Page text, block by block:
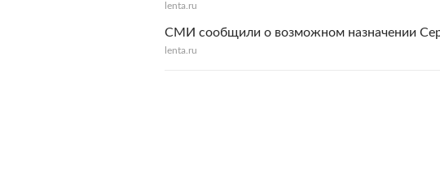
lenta.ru
СМИ сообщили о возможном назначении
lenta.ru